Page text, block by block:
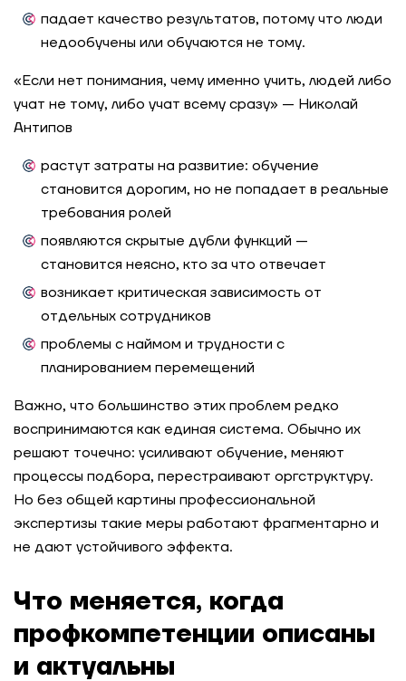
падает качество результатов, потому что люди
недообучены или обучаются не тому.
«Если нет понимания, чему именно учить, людей либо
учат не тому, либо учат всему сразу» — Николай
Антипов
растут затраты на развитие: обучение
становится дорогим, но не попадает в реальные
требования ролей
появляются скрытые дубли функций —
становится неясно, кто за что отвечает
возникает критическая зависимость от
отдельных сотрудников
проблемы с наймом и трудности с
планированием перемещений
Важно, что большинство этих проблем редко
воспринимаются как единая система. Обычно их
решают точечно: усиливают обучение, меняют
процессы подбора, перестраивают оргструктуру.
Но без общей картины профессиональной
экспертизы такие меры работают фрагментарно и
не дают устойчивого эффекта.
Что меняется, когда
профкомпетенции описаны
и актуальны